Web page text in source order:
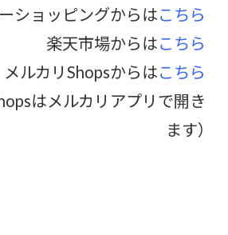
ショッピングからはこちら
楽天市場からはこちら
メルカリShopsからはこちら
はメルカリアプリで開き
ます）